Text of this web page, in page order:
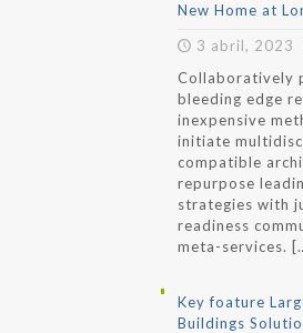
New Home at
3 abril, 2023
Collaboratively
bleeding edge
inexpensive
initiate
compatible
repurpose
strategies with
readiness
meta-services.
Key foature
Buildings